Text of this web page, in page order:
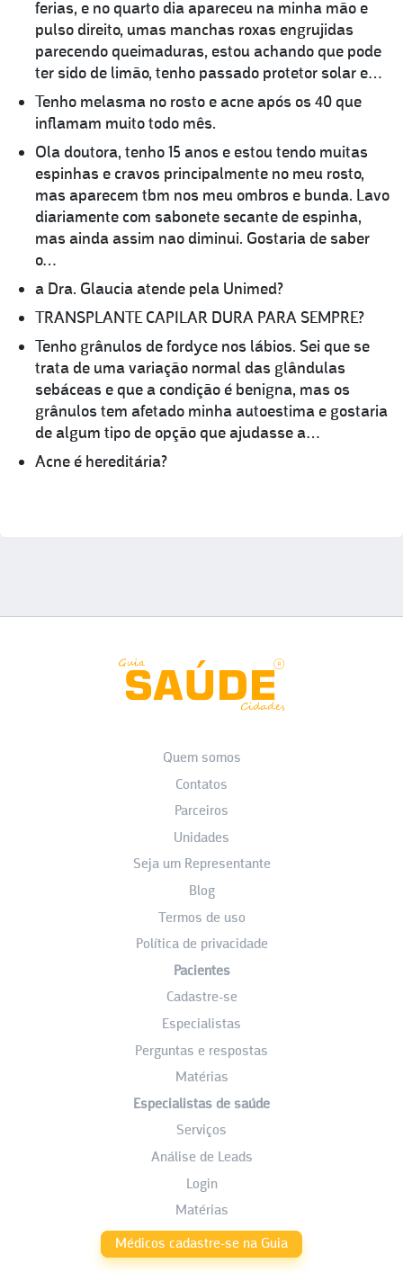
ferias, e no quarto dia apareceu na minha mão e
pulso direito, umas manchas roxas engrujidas
parecendo queimaduras, estou achando que pode
ter sido de limão, tenho passado protetor solar e…
Tenho melasma no rosto e acne após os 40 que
inflamam muito todo mês.
Ola doutora, tenho 15 anos e estou tendo muitas
espinhas e cravos principalmente no meu rosto,
mas aparecem tbm nos meu ombros e bunda. Lavo
diariamente com sabonete secante de espinha,
mas ainda assim nao diminui. Gostaria de saber
o…
a Dra. Glaucia atende pela Unimed?
TRANSPLANTE CAPILAR DURA PARA SEMPRE?
Tenho grânulos de fordyce nos lábios. Sei que se
trata de uma variação normal das glândulas
sebáceas e que a condição é benigna, mas os
grânulos tem afetado minha autoestima e gostaria
de algum tipo de opção que ajudasse a…
Acne é hereditária?
Quem somos
Contatos
Parceiros
Unidades
Seja um Representante
Blog
Termos de uso
Política de privacidade
Pacientes
Cadastre-se
Especialistas
Perguntas e respostas
Matérias
Especialistas de saúde
Serviços
Análise de Leads
Login
Matérias
Médicos cadastre-se na Guia